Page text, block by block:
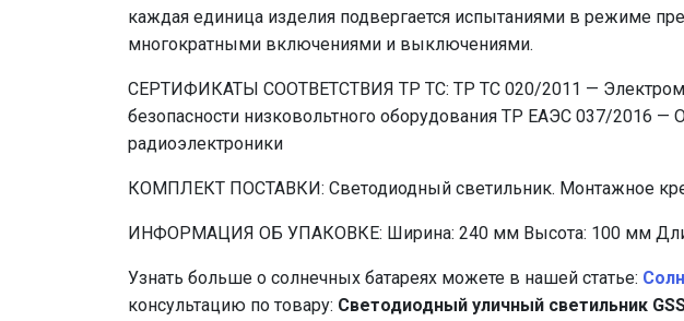
каждая единица изделия подвергается испытаниями в режиме
многократными включениями и выключениями.
СЕРТИФИКАТЫ СООТВЕТСТВИЯ ТР ТС: ТР ТС 020/2011 —
безопасности низковольтного оборудования ТР ЕАЭС 037/2016
радиоэлектроники
КОМПЛЕКТ ПОСТАВКИ: Светодиодный светильник. Монтажное
ИНФОРМАЦИЯ ОБ УПАКОВКЕ: Ширина: 240 мм Высота: 100 мм
Узнать больше о солнечных батареях можете в нашей статье:
консультацию по товару: Светодиодный уличный светильник